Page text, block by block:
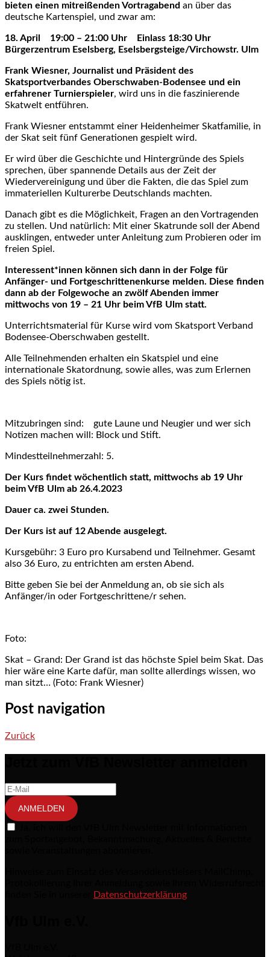
bieten einen mitreißenden Vortragabend an über das
deutsche Kartenspiel, und zwar am:
18. April 19:00 – 21:00 Uhr Einlass 18:30 Uhr
Bürgerzentrum Eselsberg, Eselsbergsteige/Virchowstr. Ulm
Frank Wiesner, Journalist und Präsident des
Skatsportverbandes Oberschwaben-Bodensee und ein
erfahrener Turnierspieler, wird uns in die faszinierende
Skatwelt entführen.
Frank Wiesner entstammt einer Heidenheimer Skatfamilie, in
der Skat seit fünf Generationen gespielt wird.
Er wird über die Geschichte und Hintergründe des Spiels
sprechen, über spannende Details aus der Zeit der
Wiedervereinigung und über die Fakten, die das Spiel zum
immateriellen Kulturerbe Deutschlands machten.
Danach gibt es die Möglichkeit, Fragen an den Vortragenden
zu stellen. Und natürlich: Mit einer Skatrunde soll der Abend
ausklingen, entweder unter Anleitung zum Probieren oder im
freien Spiel.
Interessent*innen können sich dann in der Folge für
Anfänger- und Fortgeschrittenenkurse melden. Diese finden
dann ab der Folgewoche an zwölf Abenden immer
mittwochs von 19 – 21 Uhr beim VfB Ulm statt.
Unterrichtsmaterial für Kurse wird vom Skatsport Verband
Bodensee-Oberschwaben gestellt.
Alle Teilnehmenden erhalten ein Skatspiel und eine
internationale Skatordnung, sowie alles, was zum Erlernen
des Spiels nötig ist.
Mitzubringen sind: gute Laune und Neugier und wer sich
Notizen machen will: Block und Stift.
Mindestteilnehmerzahl: 5.
Der Kurs findet wöchentlich statt, mittwochs ab 19 Uhr
beim VfB Ulm ab 26.4.2023
Dauer ca. zwei Stunden.
Der Kurs ist auf 12 Abende ausgelegt.
Kursgebühr: 3 Euro pro Kursabend und Teilnehmer. Gesamt
also 36 Euro, zu entrichten am ersten Abend.
Bitte geben Sie bei der Anmeldung an, ob sie sich als
Anfänger/in oder Fortgeschrittene/r sehen.
Foto:
Skat – Grand: Der Grand ist das höchste Spiel beim Skat. Das
hier wäre eine Karte dafür, man sollte allerdings wissen, wo
man sitzt… (Foto: Frank Wiesner)
Post navigation
Zurück
ANMELDEN
Datenschutzerklärung